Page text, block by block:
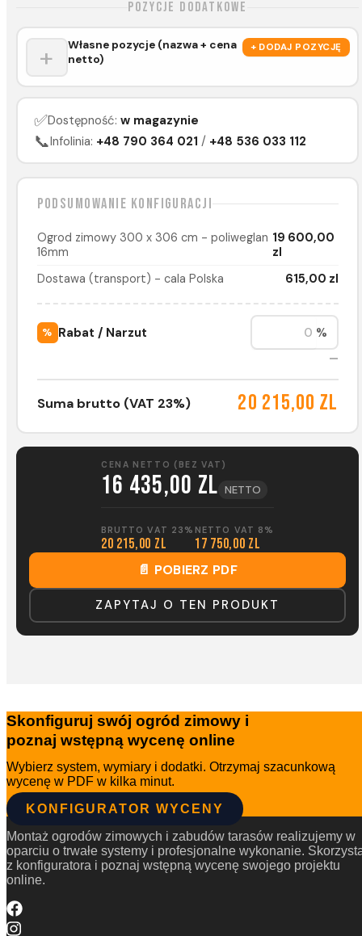
Pozycje dodatkowe
+
Własne pozycje (nazwa + cena
netto)
+ DODAJ POZYCJĘ
✅Dostępność: w magazynie
📞Infolinia: +48 790 364 021 / +48 536 033 112
Podsumowanie konfiguracji
Ogrod zimowy 300 x 306 cm - poliweglan
16mm
19 600,00
zl
Dostawa (transport) - cala Polska
615,00 zl
% Rabat / Narzut %
—
Suma brutto (VAT 23%) 20 215,00 zl
CENA NETTO (BEZ VAT)
16 435,00 zl NETTO
BRUTTO VAT 23%
20 215,00 zl
NETTO VAT 8%
17 750,00 zl
📄 POBIERZ PDF
ZAPYTAJ O TEN PRODUKT
Skonfiguruj swój ogród zimowy i
poznaj wstępną wycenę online
Wybierz system, wymiary i dodatki. Otrzymaj szacunkową
wycenę w PDF w kilka minut.
KONFIGURATOR WYCENY
Montaż ogrodów zimowych i zabudów tarasów realizujemy w
oparciu o trwałe systemy i profesjonalne wykonanie.
z konfiguratora i poznaj wstępną wycenę swojego projektu
online.